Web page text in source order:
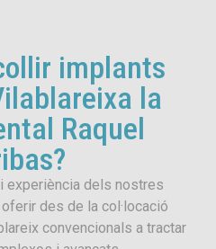
implants
la
Raquel
i experiència dels nostres
des de la col·locació
convencionals a tractar